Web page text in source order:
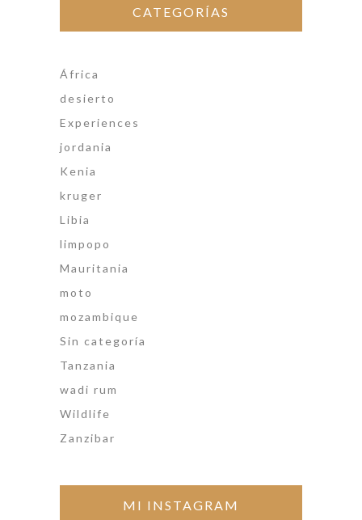
CATEGORÍAS
África
desierto
Experiences
jordania
Kenia
kruger
Libia
limpopo
Mauritania
moto
mozambique
Sin categoría
Tanzania
wadi rum
Wildlife
Zanzibar
MI INSTAGRAM